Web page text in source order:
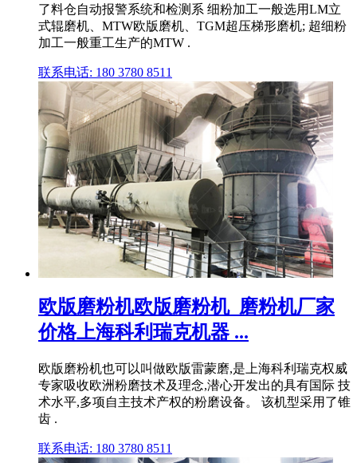
了料仓自动报警系统和检测系 细粉加工一般选用LM立
式辊磨机、MTW欧版磨机、TGM超压梯形磨机; 超细粉
加工一般重工生产的MTW .
联系电话: 180 3780 8511
欧版磨粉机欧版磨粉机_磨粉机厂家
价格上海科利瑞克机器 ...
欧版磨粉机也可以叫做欧版雷蒙磨,是上海科利瑞克权威
专家吸收欧洲粉磨技术及理念,潜心开发出的具有国际 技
术水平,多项自主技术产权的粉磨设备。 该机型采用了锥
齿 .
联系电话: 180 3780 8511